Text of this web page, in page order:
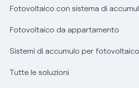
Diritto di ripensamento
Parental Control – Navigazione sicura
Informazioni precontrattuali prodotti
Condizioni generali di contratto
prescrizione
Remit
Certificazioni
Nuove regole europee per la
Fotovoltaico con sistema di
Fotovoltaico da appartamento
Sistemi di accumulo per fotovoltaico
Tutte le soluzioni